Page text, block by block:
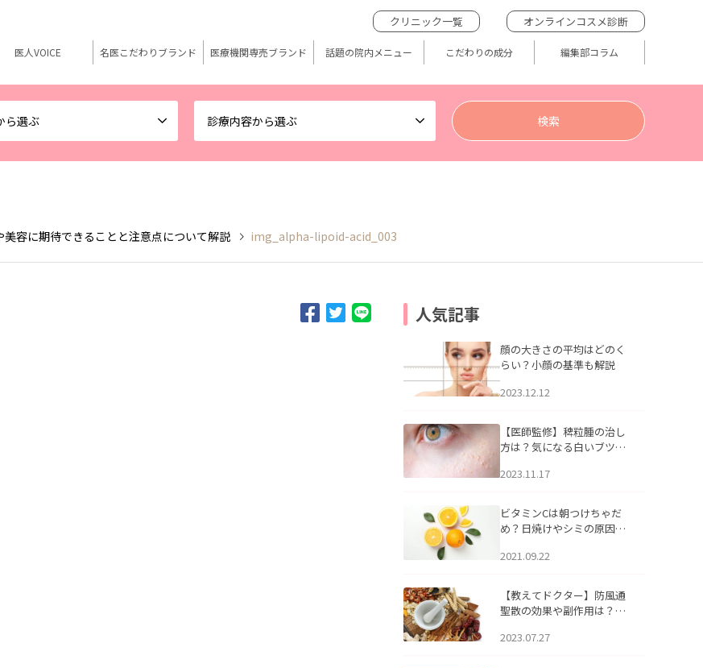
ら選ぶ 診療内容から選ぶ
クリニック一覧 オンラインコスメ診断
医人VOICE 名医こだわりブランド 医療機関専売ブランド 話題の院内メニュー こだわりの成分 編集部コラム
容に期待できることと注意点について解説 img_alpha-lipoid-acid_003
人気記事
顔の大きさの平均はどのく
らい？小顔の基準も解説
2023.12.12
【医師監修】稗粒腫の治し
方は？気になる白いブツブ
アについて
2023.11.17
ビタミンCは朝つけちゃだ
め？日焼けやシミの原因に
2021.09.22
【教えてドクター】防風通
聖散の効果や副作用は？長
2023.07.27